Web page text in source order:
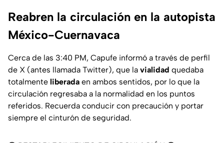
Reabren la circulación en la autopista
México-Cuernavaca
Cerca de las 3:40 PM, Capufe informó a través de perfil
de X (antes llamada Twitter), que la vialidad quedaba
totalmente liberada en ambos sentidos, por lo que la
circulación regresaba a la normalidad en los puntos
referidos. Recuerda conducir con precaución y portar
siempre el cinturón de seguridad.